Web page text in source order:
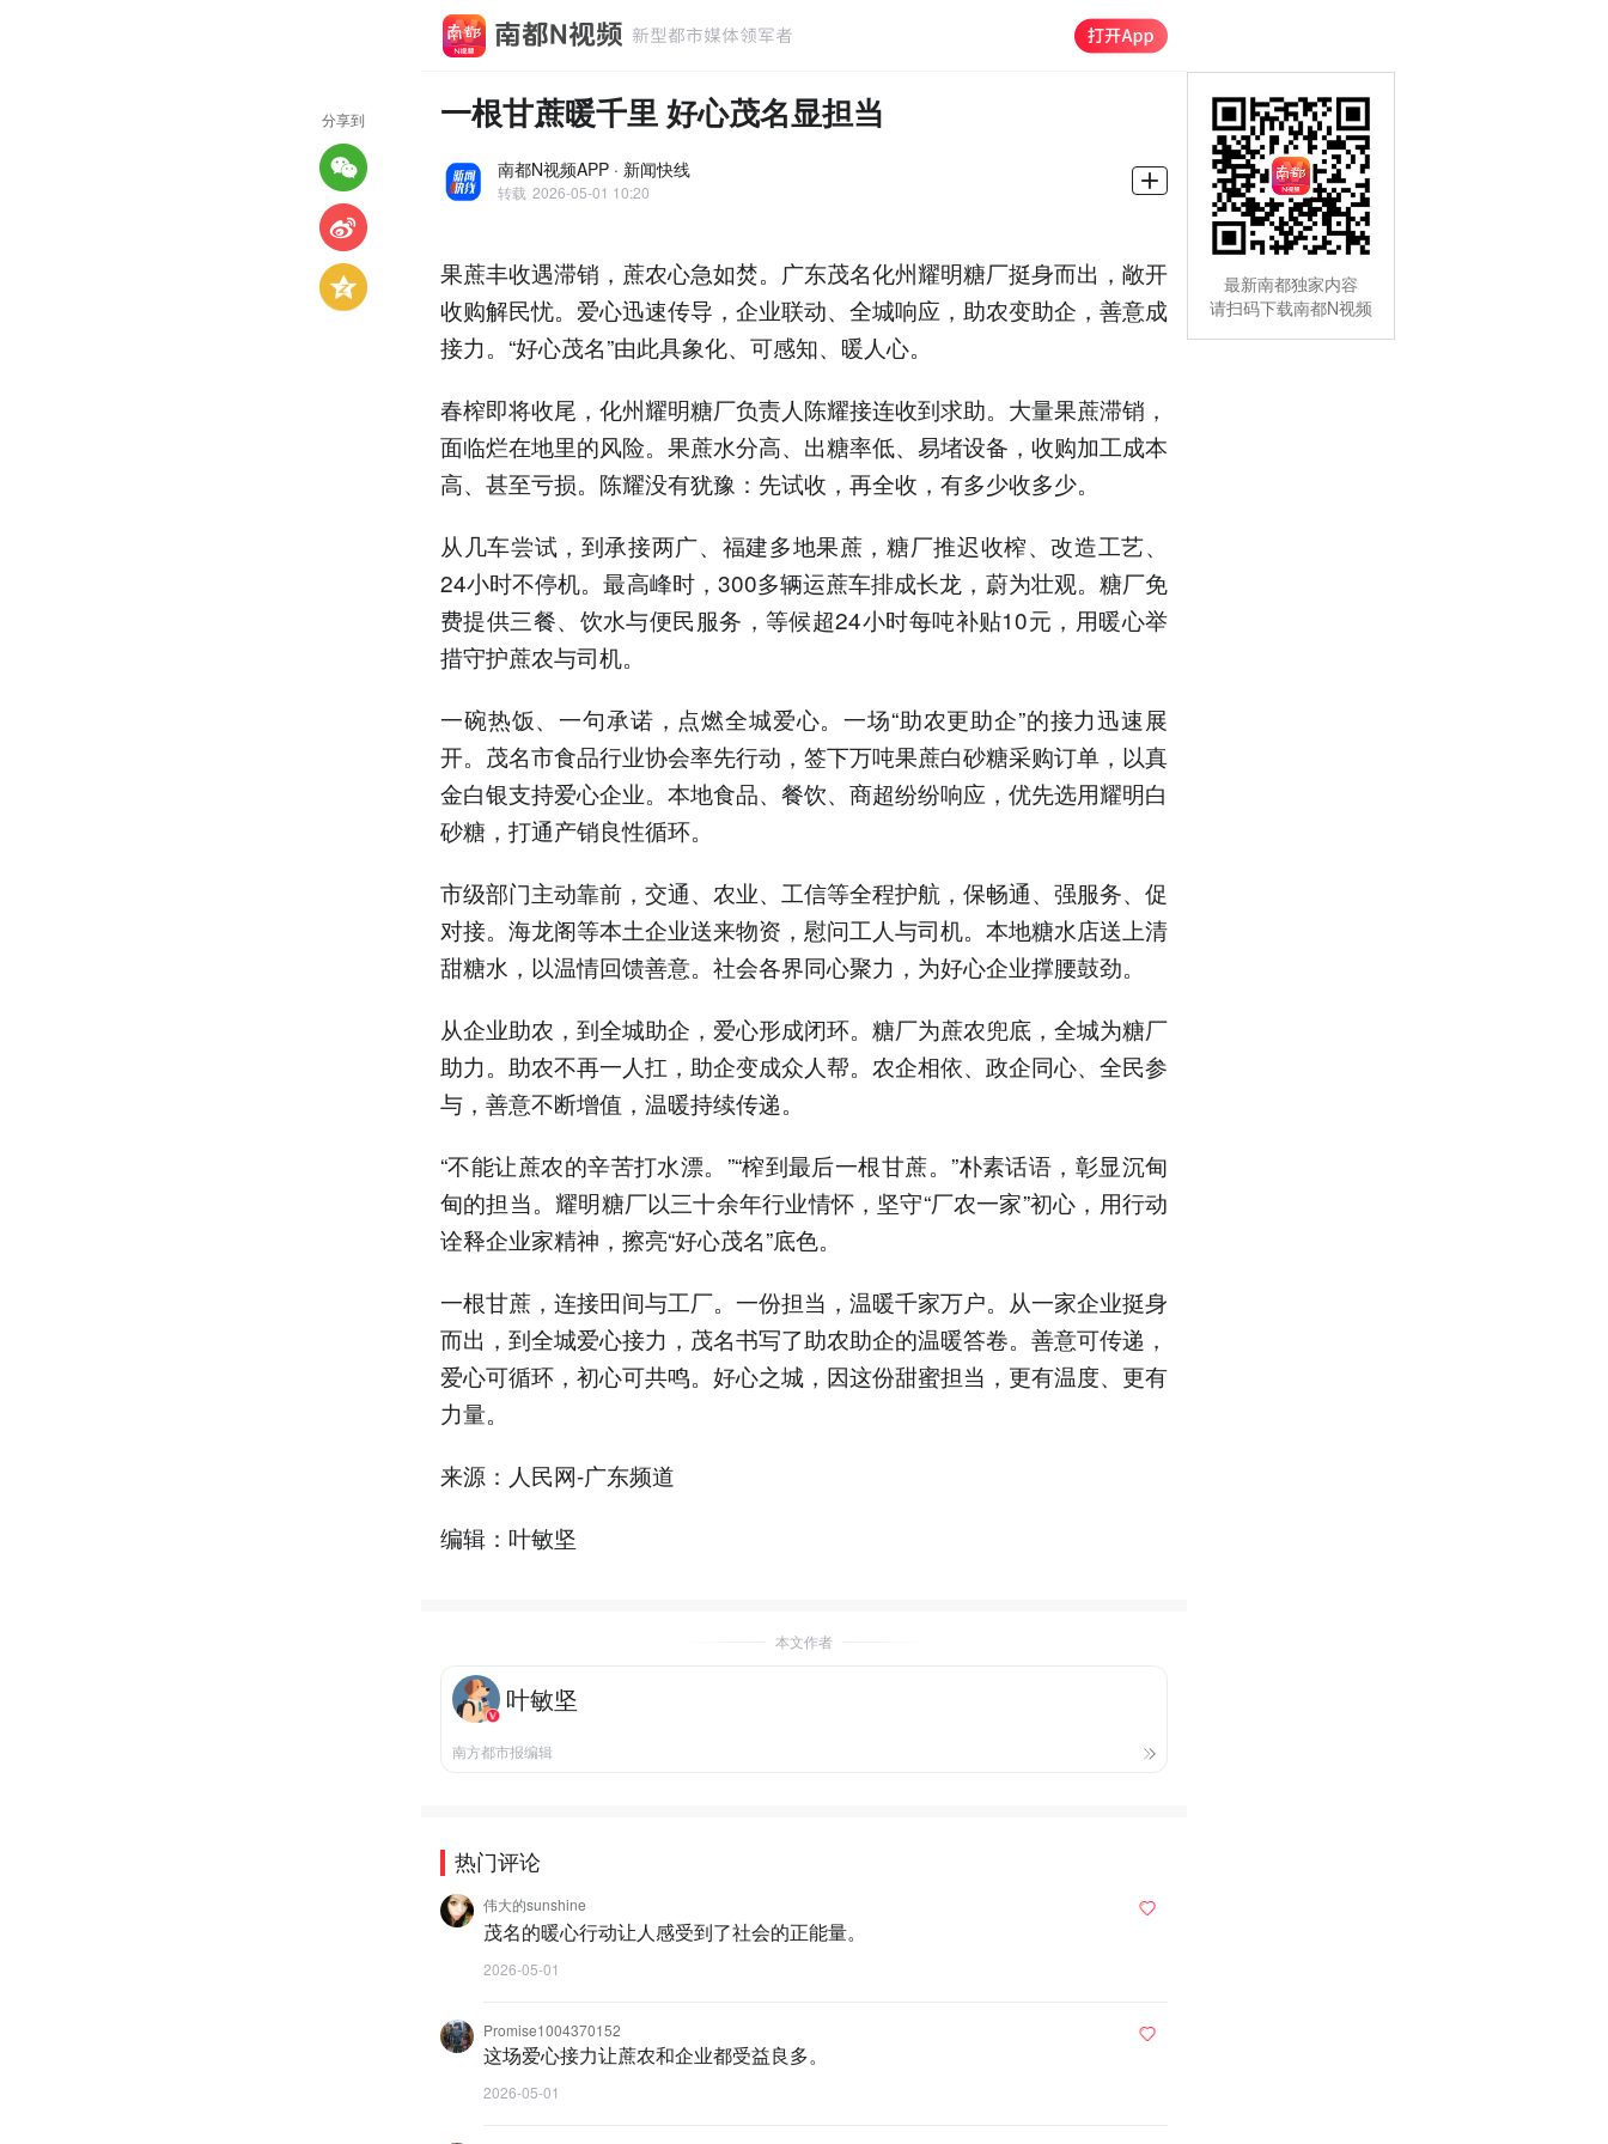
一根甘蔗暖千里 好心茂名显担当
南都N视频APP · 新闻快线
转载 2026-05-01 10:20
果蔗丰收遇滞销，蔗农心急如焚。广东茂名化州耀明糖厂挺身而出，敞开
收购解民忧。爱心迅速传导，企业联动、全城响应，助农变助企，善意成
接力。“好心茂名”由此具象化、可感知、暖人心。
春榨即将收尾，化州耀明糖厂负责人陈耀接连收到求助。大量果蔗滞销，
面临烂在地里的风险。果蔗水分高、出糖率低、易堵设备，收购加工成本
高、甚至亏损。陈耀没有犹豫：先试收，再全收，有多少收多少。
从几车尝试，到承接两广、福建多地果蔗，糖厂推迟收榨、改造工艺、
24小时不停机。最高峰时，300多辆运蔗车排成长龙，蔚为壮观。糖厂免
费提供三餐、饮水与便民服务，等候超24小时每吨补贴10元，用暖心举
措守护蔗农与司机。
一碗热饭、一句承诺，点燃全城爱心。一场“助农更助企”的接力迅速展
开。茂名市食品行业协会率先行动，签下万吨果蔗白砂糖采购订单，以真
金白银支持爱心企业。本地食品、餐饮、商超纷纷响应，优先选用耀明白
砂糖，打通产销良性循环。
市级部门主动靠前，交通、农业、工信等全程护航，保畅通、强服务、促
对接。海龙阁等本土企业送来物资，慰问工人与司机。本地糖水店送上清
甜糖水，以温情回馈善意。社会各界同心聚力，为好心企业撑腰鼓劲。
从企业助农，到全城助企，爱心形成闭环。糖厂为蔗农兜底，全城为糖厂
助力。助农不再一人扛，助企变成众人帮。农企相依、政企同心、全民参
与，善意不断增值，温暖持续传递。
“不能让蔗农的辛苦打水漂。”“榨到最后一根甘蔗。”朴素话语，彰显沉甸
甸的担当。耀明糖厂以三十余年行业情怀，坚守“厂农一家”初心，用行动
诠释企业家精神，擦亮“好心茂名”底色。
一根甘蔗，连接田间与工厂。一份担当，温暖千家万户。从一家企业挺身
而出，到全城爱心接力，茂名书写了助农助企的温暖答卷。善意可传递，
爱心可循环，初心可共鸣。好心之城，因这份甜蜜担当，更有温度、更有
力量。
来源：人民网-广东频道
编辑：叶敏坚
本文作者
叶敏坚
南方都市报编辑
热门评论
伟大的sunshine
茂名的暖心行动让人感受到了社会的正能量。
2026-05-01
Promise1004370152
这场爱心接力让蔗农和企业都受益良多。
2026-05-01
分享到
最新南都独家内容
请扫码下载南都N视频